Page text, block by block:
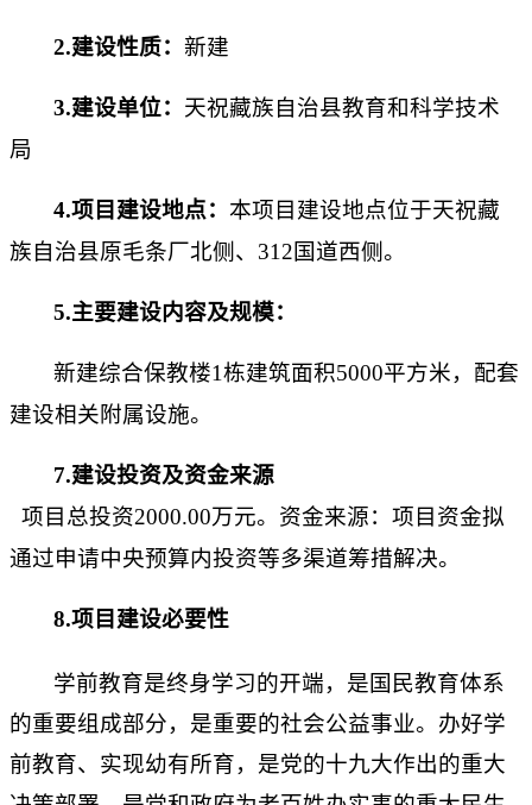
2.建设性质：新建
3.建设单位： 天祝藏族自治县教育和科学技术
局
4.项目建设地点：本项目建设地点位于天祝藏
族自治县原毛条厂北侧、 312国道西侧。
5.主要建设内容及规模：
新建综合保教楼1栋建筑面积5000平方米，配套
建设相关附属设施。
7.建设投资及资金来源
项目总投资2000.00万元。 资金来源：项 目资金拟
通过申请中央预算内投资等多渠道筹措解决。
8.项目建设必要性
学前教育是终身学习的开端，是国民教育体系
的重要组成部分，是重要的社会公益事业。办好学
前教育、实现幼有所育，是党的十九大作出的重大